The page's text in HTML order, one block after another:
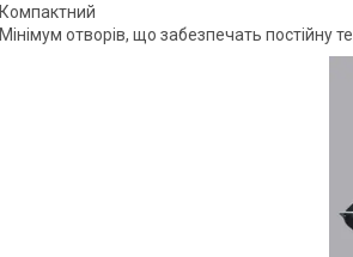
Компактний
Мінімум отворів, що забезпечать постійну